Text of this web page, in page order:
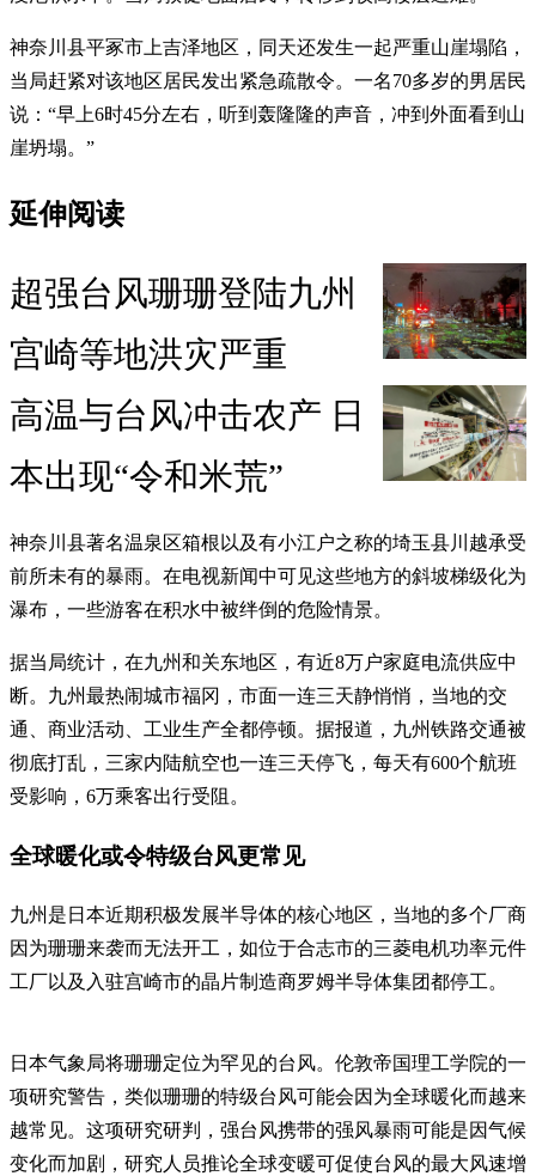
神奈川县平冢市上吉泽地区，同天还发生一起严重山崖塌陷，
当局赶紧对该地区居民发出紧急疏散令。一名70多岁的男居民
说：“早上6时45分左右，听到轰隆隆的声音，冲到外面看到山
崖坍塌。”
延伸阅读
超强台风珊珊登陆九州
宫崎等地洪灾严重
高温与台风冲击农产 日
本出现“令和米荒”
神奈川县著名温泉区箱根以及有小江户之称的埼玉县川越承受
前所未有的暴雨。在电视新闻中可见这些地方的斜坡梯级化为
瀑布，一些游客在积水中被绊倒的危险情景。
据当局统计，在九州和关东地区，有近8万户家庭电流供应中
断。九州最热闹城市福冈，市面一连三天静悄悄，当地的交
通、商业活动、工业生产全都停顿。据报道，九州铁路交通被
彻底打乱，三家内陆航空也一连三天停飞，每天有600个航班
受影响，6万乘客出行受阻。
全球暖化或令特级台风更常见
九州是日本近期积极发展半导体的核心地区，当地的多个厂商
因为珊珊来袭而无法开工，如位于合志市的三菱电机功率元件
工厂以及入驻宫崎市的晶片制造商罗姆半导体集团都停工。
日本气象局将珊珊定位为罕见的台风。伦敦帝国理工学院的一
项研究警告，类似珊珊的特级台风可能会因为全球暖化而越来
越常见。这项研究研判，强台风携带的强风暴雨可能是因气候
变化而加剧，研究人员推论全球变暖可促使台风的最大风速增